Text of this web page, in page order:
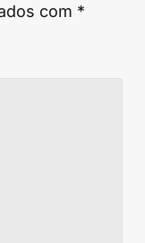
com *